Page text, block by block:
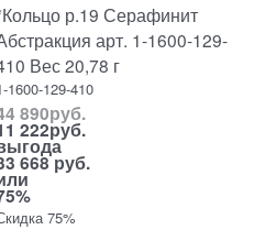
р.19 Серафинит
арт. 1-1600-129-
Вес 20,78 г
1600-129-410
890руб.
222руб.
668 руб.
75%